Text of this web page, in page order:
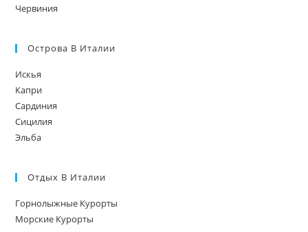
Червиния
Острова В Италии
Искья
Капри
Сардиния
Сицилия
Эльба
Отдых В Италии
Горнолыжные Курорты
Морские Курорты